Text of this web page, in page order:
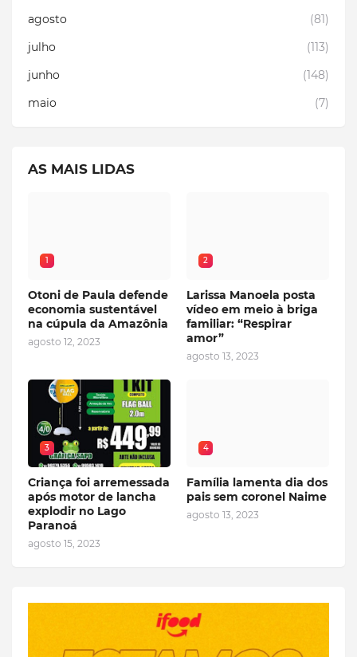
agosto
(81)
julho
(113)
junho
(148)
maio
(7)
AS MAIS LIDAS
1
Otoni de Paula defende
economia sustentável
na cúpula da Amazônia
agosto 12, 2023
2
Larissa Manoela posta
vídeo em meio à briga
familiar: “Respirar
amor”
agosto 13, 2023
3
Criança foi arremessada
após motor de lancha
explodir no Lago
Paranoá
agosto 15, 2023
4
Família lamenta dia dos
pais sem coronel Naime
agosto 13, 2023